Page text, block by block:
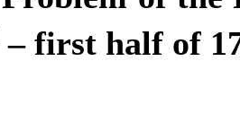
– first half of